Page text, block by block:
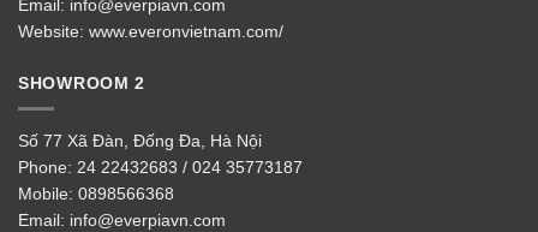
Email: info@everpiavn.com
Website: www.everonvietnam.com/
SHOWROOM 2
Số 77 Xã Đàn, Đống Đa, Hà Nội
Phone: 24 22432683 / 024 35773187
Mobile: 0898566368
Email: info@everpiavn.com